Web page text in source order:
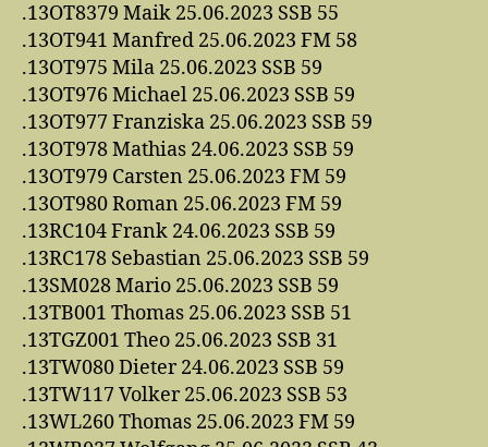
.13OT8379 Maik 25.06.2023 SSB 55
.13OT941 Manfred 25.06.2023 FM 58
.13OT975 Mila 25.06.2023 SSB 59
.13OT976 Michael 25.06.2023 SSB 59
.13OT977 Franziska 25.06.2023 SSB 59
.13OT978 Mathias 24.06.2023 SSB 59
.13OT979 Carsten 25.06.2023 FM 59
.13OT980 Roman 25.06.2023 FM 59
.13RC104 Frank 24.06.2023 SSB 59
.13RC178 Sebastian 25.06.2023 SSB 59
.13SM028 Mario 25.06.2023 SSB 59
.13TB001 Thomas 25.06.2023 SSB 51
.13TGZ001 Theo 25.06.2023 SSB 31
.13TW080 Dieter 24.06.2023 SSB 59
.13TW117 Volker 25.06.2023 SSB 53
.13WL260 Thomas 25.06.2023 FM 59